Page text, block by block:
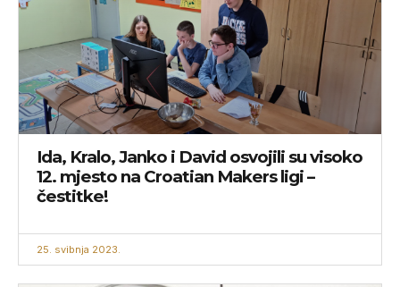
Ida, Kralo, Janko i David osvojili su visoko
12. mjesto na Croatian Makers ligi –
čestitke!
25. svibnja 2023.